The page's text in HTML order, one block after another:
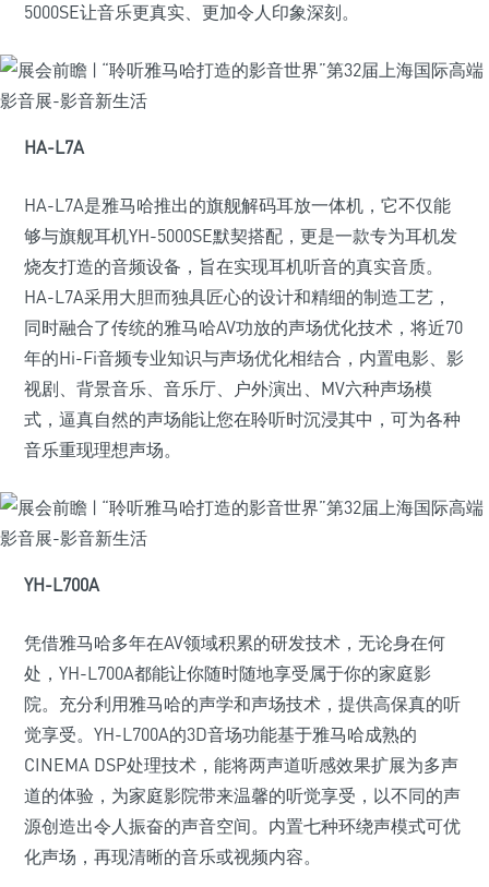
5000SE让音乐更真实、更加令人印象深刻。
HA-L7A
HA-L7A是雅马哈推出的旗舰解码耳放一体机，它不仅能
够与旗舰耳机YH-5000SE默契搭配，更是一款专为耳机发
烧友打造的音频设备，旨在实现耳机听音的真实音质。
HA-L7A采用大胆而独具匠心的设计和精细的制造工艺，
同时融合了传统的雅马哈AV功放的声场优化技术，将近70
年的Hi-Fi音频专业知识与声场优化相结合，内置电影、影
视剧、背景音乐、音乐厅、户外演出、MV六种声场模
式，逼真自然的声场能让您在聆听时沉浸其中，可为各种
音乐重现理想声场。
YH-L700A
凭借雅马哈多年在AV领域积累的研发技术，无论身在何
处，YH-L700A都能让你随时随地享受属于你的家庭影
院。充分利用雅马哈的声学和声场技术，提供高保真的听
觉享受。YH-L700A的3D音场功能基于雅马哈成熟的
CINEMA DSP处理技术，能将两声道听感效果扩展为多声
道的体验，为家庭影院带来温馨的听觉享受，以不同的声
源创造出令人振奋的声音空间。内置七种环绕声模式可优
化声场，再现清晰的音乐或视频内容。